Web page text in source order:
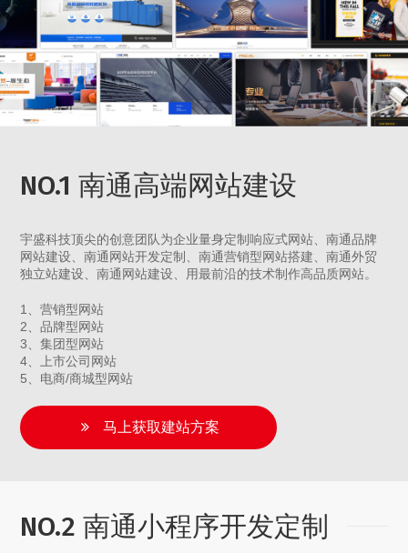
NO.1 南通高端网站建设
宇盛科技顶尖的创意团队为企业量身定制响应式网站、南通品牌
网站建设、南通网站开发定制、南通营销型网站搭建、南通外贸
独立站建设、南通网站建设、用最前沿的技术制作高品质网站。
1、营销型网站
2、品牌型网站
3、集团型网站
4、上市公司网站
5、电商/商城型网站
马上获取建站方案
NO.2 南通小程序开发定制